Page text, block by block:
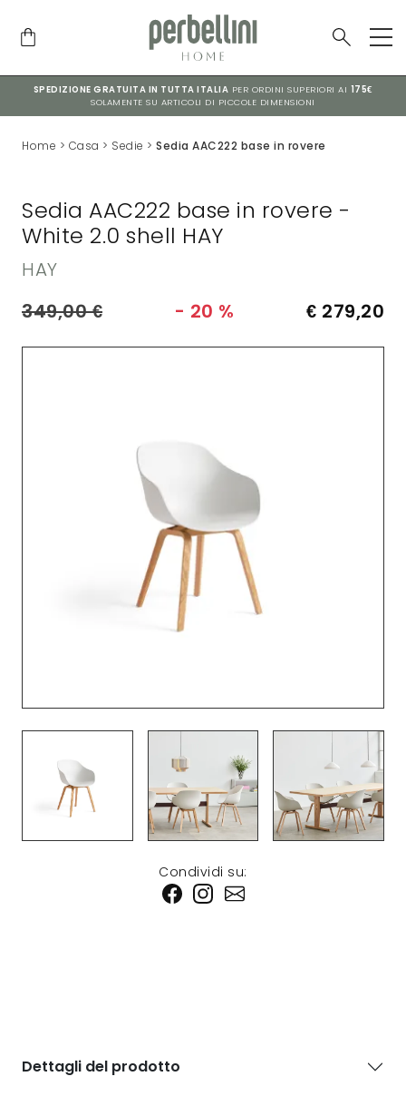
SPEDIZIONE GRATUITA IN TUTTA ITALIA PER ORDINI SUPERIORI AI 175€
SOLAMENTE SU ARTICOLI DI PICCOLE DIMENSIONI
Home > Casa > Sedie > Sedia AAC222 base in rovere
Condividi su:
Sedia AAC222 base in rovere -
White 2.0 shell HAY
HAY
349,00€ - 20 % € 279,20
Dettagli del prodotto